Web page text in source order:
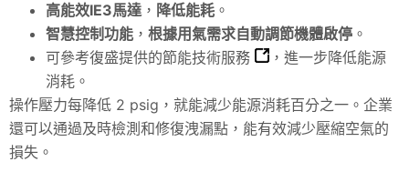
高能效IE3馬達， 降低能耗 。
智慧控制功能 ， 根據用氣需求自動調節機體啟停 。
可參考復盛提供的節能技術服務
，進一步降低能源
消耗。
操作壓力每降低 2 psig，就能減少能源消耗百分之一。企業
還可以通過及時檢測和修復洩漏點，能有效減少壓縮空氣的
損失。